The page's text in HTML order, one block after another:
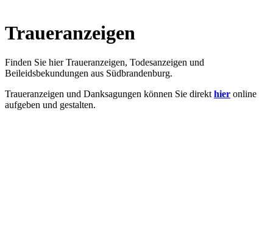
Traueranzeigen
Finden Sie hier Traueranzeigen, Todesanzeigen und
Beileidsbekundungen aus Südbrandenburg.
Traueranzeigen und Danksagungen können Sie direkt hier online
aufgeben und gestalten.